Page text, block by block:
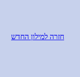
חזרה למילון החדש